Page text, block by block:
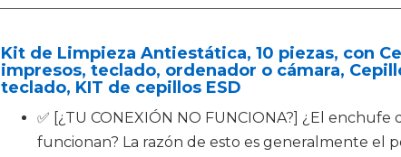
Kit de Limpieza Antiestática, 10 piezas, con
impresos, teclado, ordenador o cámara,
teclado, KIT de cepillos ESD
✅ [¿TU CONEXIÓN NO FUNCIONA?] ¿El
funcionan? La razón de esto es generalmente el